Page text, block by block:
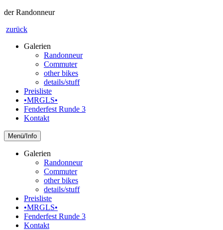
der Randonneur
zurück
Galerien
Randonneur
Commuter
other bikes
details/stuff
Preisliste
•MRGLS•
Fenderfest Runde 3
Kontakt
Info
Galerien
Randonneur
Commuter
other bikes
details/stuff
Preisliste
•MRGLS•
Fenderfest Runde 3
Kontakt